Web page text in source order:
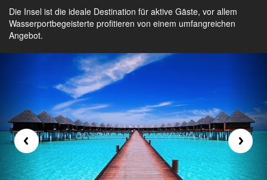
Die Insel ist die ideale Destination für aktive Gäste, vor allem
Wasserportbegeisterte profitieren von einem umfangreichen
Angebot.